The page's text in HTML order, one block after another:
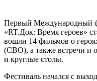
Первый Международный
«RT.Док: Время героев»
вошли 14 фильмов о
(СВО), а также встречи и
и круглые столы.
Фестиваль начался с